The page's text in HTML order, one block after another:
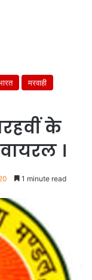
मरवाही
के
।
1 minute read